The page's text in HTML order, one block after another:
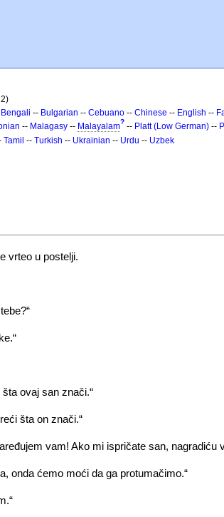
Bengali -- Bulgarian -- Cebuano -- Chinese -- English --
-- Malagasy -- Malayalam? -- Platt (Low German) --
Tamil -- Turkish -- Ukrainian -- Urdu -- Uzbek
vrteo u postelji.
ovaj san znači.“
šta on znači.“
vam! Ako mi ispričate san, nagradiću
onda ćemo moći da ga protumačimo.“